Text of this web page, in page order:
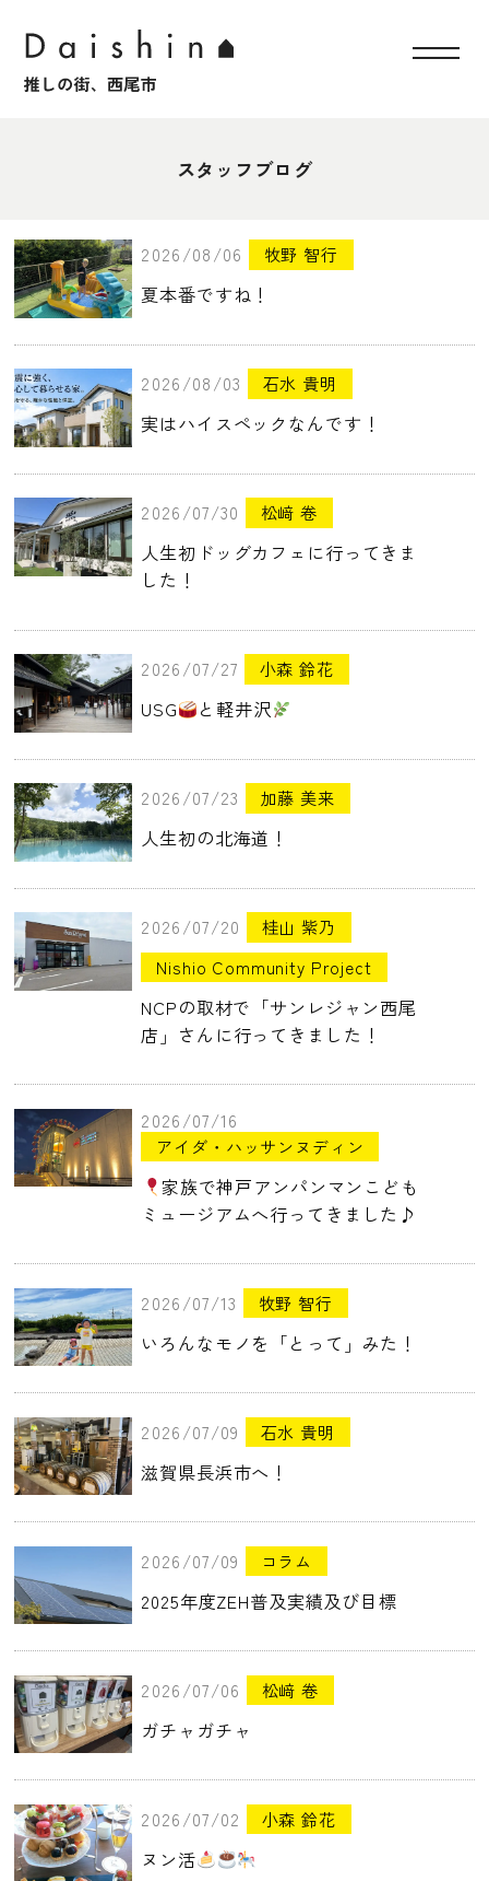
スタッフブログ
2026/08/06 牧野 智行
夏本番ですね！
2026/08/03 石水 貴明
実はハイスペックなんです！
2026/07/30 松﨑 卷
人生初ドッグカフェに行ってきま
した！
2026/07/27 小森 鈴花
USG と軽井沢
2026/07/23 加藤 美来
人生初の北海道！
2026/07/20
桂山 紫乃
Nishio Community Project
NCPの取材で「サンレジャン西尾
店」さんに行ってきました！
2026/07/16
アイダ・ハッサンヌディン
家族で神戸アンパンマンこども
ミュージアムへ行ってきました♪
2026/07/13 牧野 智行
いろんなモノを「とって」みた！
2026/07/09 石水 貴明
滋賀県長浜市へ！
2026/07/09 コラム
2025年度ZEH普及実績及び目標
2026/07/06 松﨑 卷
ガチャガチャ
2026/07/02 小森 鈴花
ヌン活